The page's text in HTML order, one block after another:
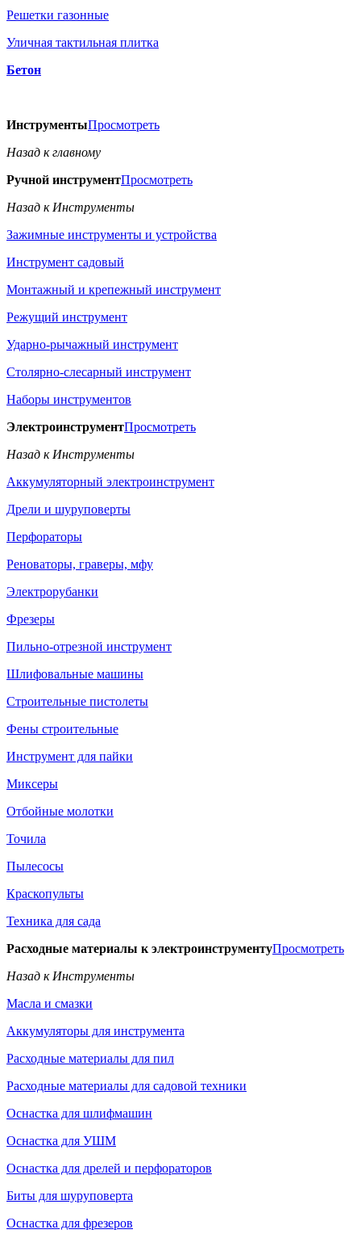
Решетки газонные
Уличная тактильная плитка
Бетон
ИнструментыПросмотреть
Назад к главному
Ручной инструментПросмотреть
Назад к Инструменты
Зажимные инструменты и устройства
Инструмент садовый
Монтажный и крепежный инструмент
Режущий инструмент
Ударно-рычажный инструмент
Столярно-слесарный инструмент
Наборы инструментов
ЭлектроинструментПросмотреть
Назад к Инструменты
Аккумуляторный электроинструмент
Дрели и шуруповерты
Перфораторы
Реноваторы, граверы, мфу
Электрорубанки
Фрезеры
Пильно-отрезной инструмент
Шлифовальные машины
Строительные пистолеты
Фены строительные
Инструмент для пайки
Миксеры
Отбойные молотки
Точила
Пылесосы
Краскопульты
Техника для сада
Расходные материалы к электроинструментуПросмотреть
Назад к Инструменты
Масла и смазки
Аккумуляторы для инструмента
Расходные материалы для пил
Расходные материалы для садовой техники
Оснастка для шлифмашин
Оснастка для УШМ
Оснастка для дрелей и перфораторов
Биты для шуруповерта
Оснастка для фрезеров